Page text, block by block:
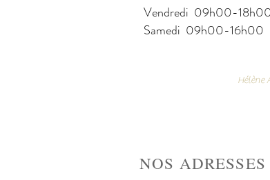
Vendredi 09h00-
Samedi 09h00-16h00
Hélène
NOS ADRESSES